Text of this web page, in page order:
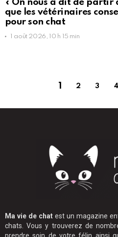
« On nous a dit de partir
que les vétérinaires
pour son chat
1 août 2026, 10 h 15 min
1 2 3 4
Ma vie de chat est un magazine
chats. Vous y trouverez de